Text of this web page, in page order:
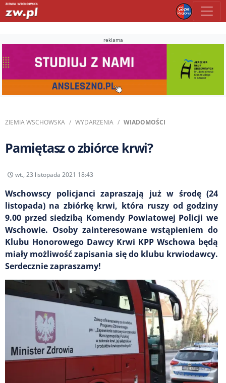
reklama
ZIEMIA WSCHOWSKA WYDARZENIA WIADOMOŚCI
Pamiętasz o zbiórce krwi?
wt., 23 listopada 2021 18:43
Wschowscy policjanci zapraszają już w środę (24
listopada) na zbiórkę krwi, która ruszy od godziny
9.00 przed siedzibą Komendy Powiatowej Policji we
Wschowie. Osoby zainteresowane wstąpieniem do
Klubu Honorowego Dawcy Krwi KPP Wschowa będą
miały możliwość zapisania się do klubu krwiodawcy.
Serdecznie zapraszamy!